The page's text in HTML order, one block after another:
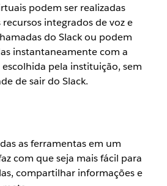
podem ser realizadas
recursos integrados de voz e
do Slack ou podem
instantaneamente com a
pela instituição, sem
de sair do Slack.
as ferramentas em um
com que seja mais fácil para
compartilhar informações e